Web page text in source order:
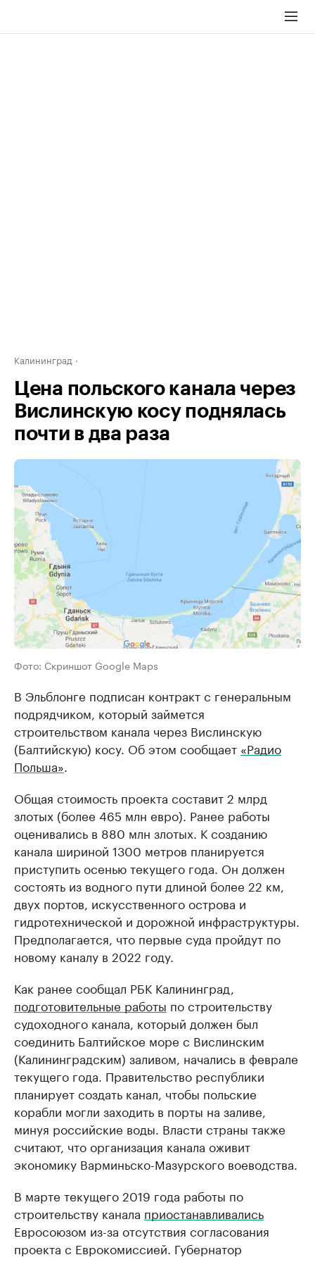
Калининград
Цена польского канала через
Вислинскую косу поднялась
почти в два раза
Фото: Скриншот Google Maps
В Эльблонге подписан контракт с генеральным
подрядчиком, который займется
строительством канала через Вислинскую
(Балтийскую) косу. Об этом сообщает «Радио
Польша».
Общая стоимость проекта составит 2 млрд
злотых (более 465 млн евро). Ранее работы
оценивались в 880 млн злотых. К созданию
канала шириной 1300 метров планируется
приступить осенью текущего года. Он должен
состоять из водного пути длиной более 22 км,
двух портов, искусственного острова и
гидротехнической и дорожной инфраструктуры.
Предполагается, что первые суда пройдут по
новому каналу в 2022 году.
Как ранее сообщал РБК Калининград,
подготовительные работы по строительству
судоходного канала, который должен был
соединить Балтийское море с Вислинским
(Калининградским) заливом, начались в феврале
текущего года. Правительство республики
планирует создать канал, чтобы польские
корабли могли заходить в порты на заливе,
минуя российские воды. Власти страны также
считают, что организация канала оживит
экономику Варминьско-Мазурского воеводства.
В марте текущего 2019 года работы по
строительству канала приостанавливались
Евросоюзом из-за отсутствия согласования
проекта с Еврокомиссией. Губернатор